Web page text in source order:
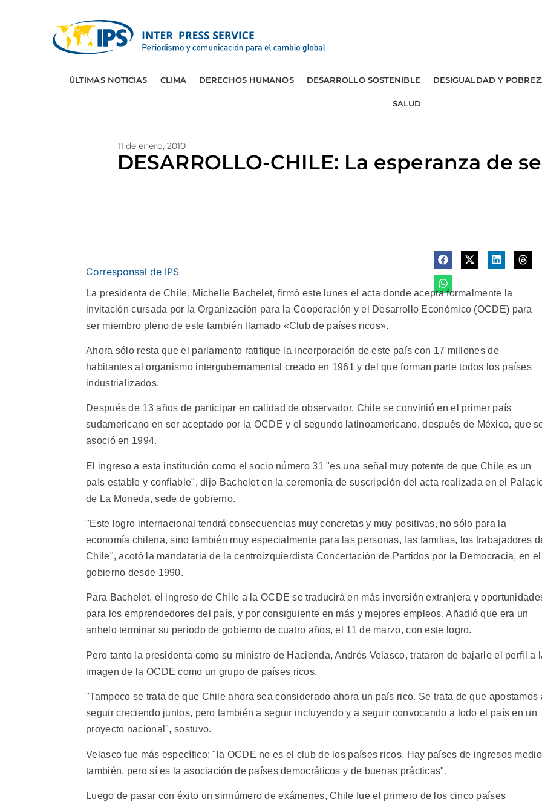
ÚLTIMAS NOTICIAS CLIMA DERECHOS HUMANOS DESARROLLO SOSTENIBLE DESIGUALDAD Y
SALUD
11 de enero, 2010
DESARROLLO-CHILE: La esperanza de
Corresponsal de IPS
La presidenta de Chile, Michelle Bachelet, firmó este lunes el acta donde acepta formalmente la
invitación cursada por la Organización para la Cooperación y el Desarrollo Económico (OCDE) para
ser miembro pleno de este también llamado «Club de países ricos».
Ahora sólo resta que el parlamento ratifique la incorporación de este país con 17 millones de
habitantes al organismo intergubernamental creado en 1961 y del que forman parte todos los países
industrializados.
Después de 13 años de participar en calidad de observador, Chile se convirtió en el primer país
sudamericano en ser aceptado por la OCDE y el segundo latinoamericano, después de México, que
asoció en 1994.
El ingreso a esta institución como el socio número 31 "es una señal muy potente de que Chile es un
país estable y confiable", dijo Bachelet en la ceremonia de suscripción del acta realizada en el
de La Moneda, sede de gobierno.
"Este logro internacional tendrá consecuencias muy concretas y muy positivas, no sólo para la
economía chilena, sino también muy especialmente para las personas, las familias, los trabajadores
Chile", acotó la mandataria de la centroizquierdista Concertación de Partidos por la Democracia, en el
gobierno desde 1990.
Para Bachelet, el ingreso de Chile a la OCDE se traducirá en más inversión extranjera y
para los emprendedores del país, y por consiguiente en más y mejores empleos. Añadió que era un
anhelo terminar su periodo de gobierno de cuatro años, el 11 de marzo, con este logro.
Pero tanto la presidenta como su ministro de Hacienda, Andrés Velasco, trataron de bajarle el perfil a
imagen de la OCDE como un grupo de países ricos.
"Tampoco se trata de que Chile ahora sea considerado ahora un país rico. Se trata de que apostamos
seguir creciendo juntos, pero también a seguir incluyendo y a seguir convocando a todo el país en un
proyecto nacional", sostuvo.
Velasco fue más específico: "la OCDE no es el club de los países ricos. Hay países de ingresos
también, pero sí es la asociación de países democráticos y de buenas prácticas".
Luego de pasar con éxito un sinnúmero de exámenes, Chile fue el primero de los cinco países